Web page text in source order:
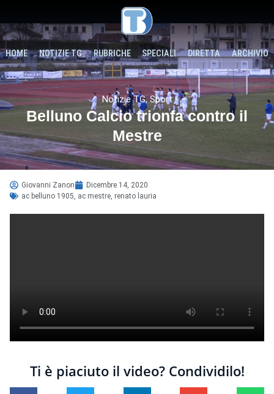
HOME NOTIZIE TG RUBRICHE SPECIALI DIRETTA ARCHIVIO
Notizie TG,Sport
Belluno Calcio trionfa contro il
Mestre
Giovanni Zanon
Dicembre 14, 2020
ac belluno 1905 ac mestre renato lauria
Ti è piaciuto il video? Condividilo!